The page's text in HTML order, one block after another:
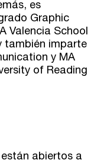
es
Graphic
Valencia School
también imparte
y MA
of Reading
abiertos a